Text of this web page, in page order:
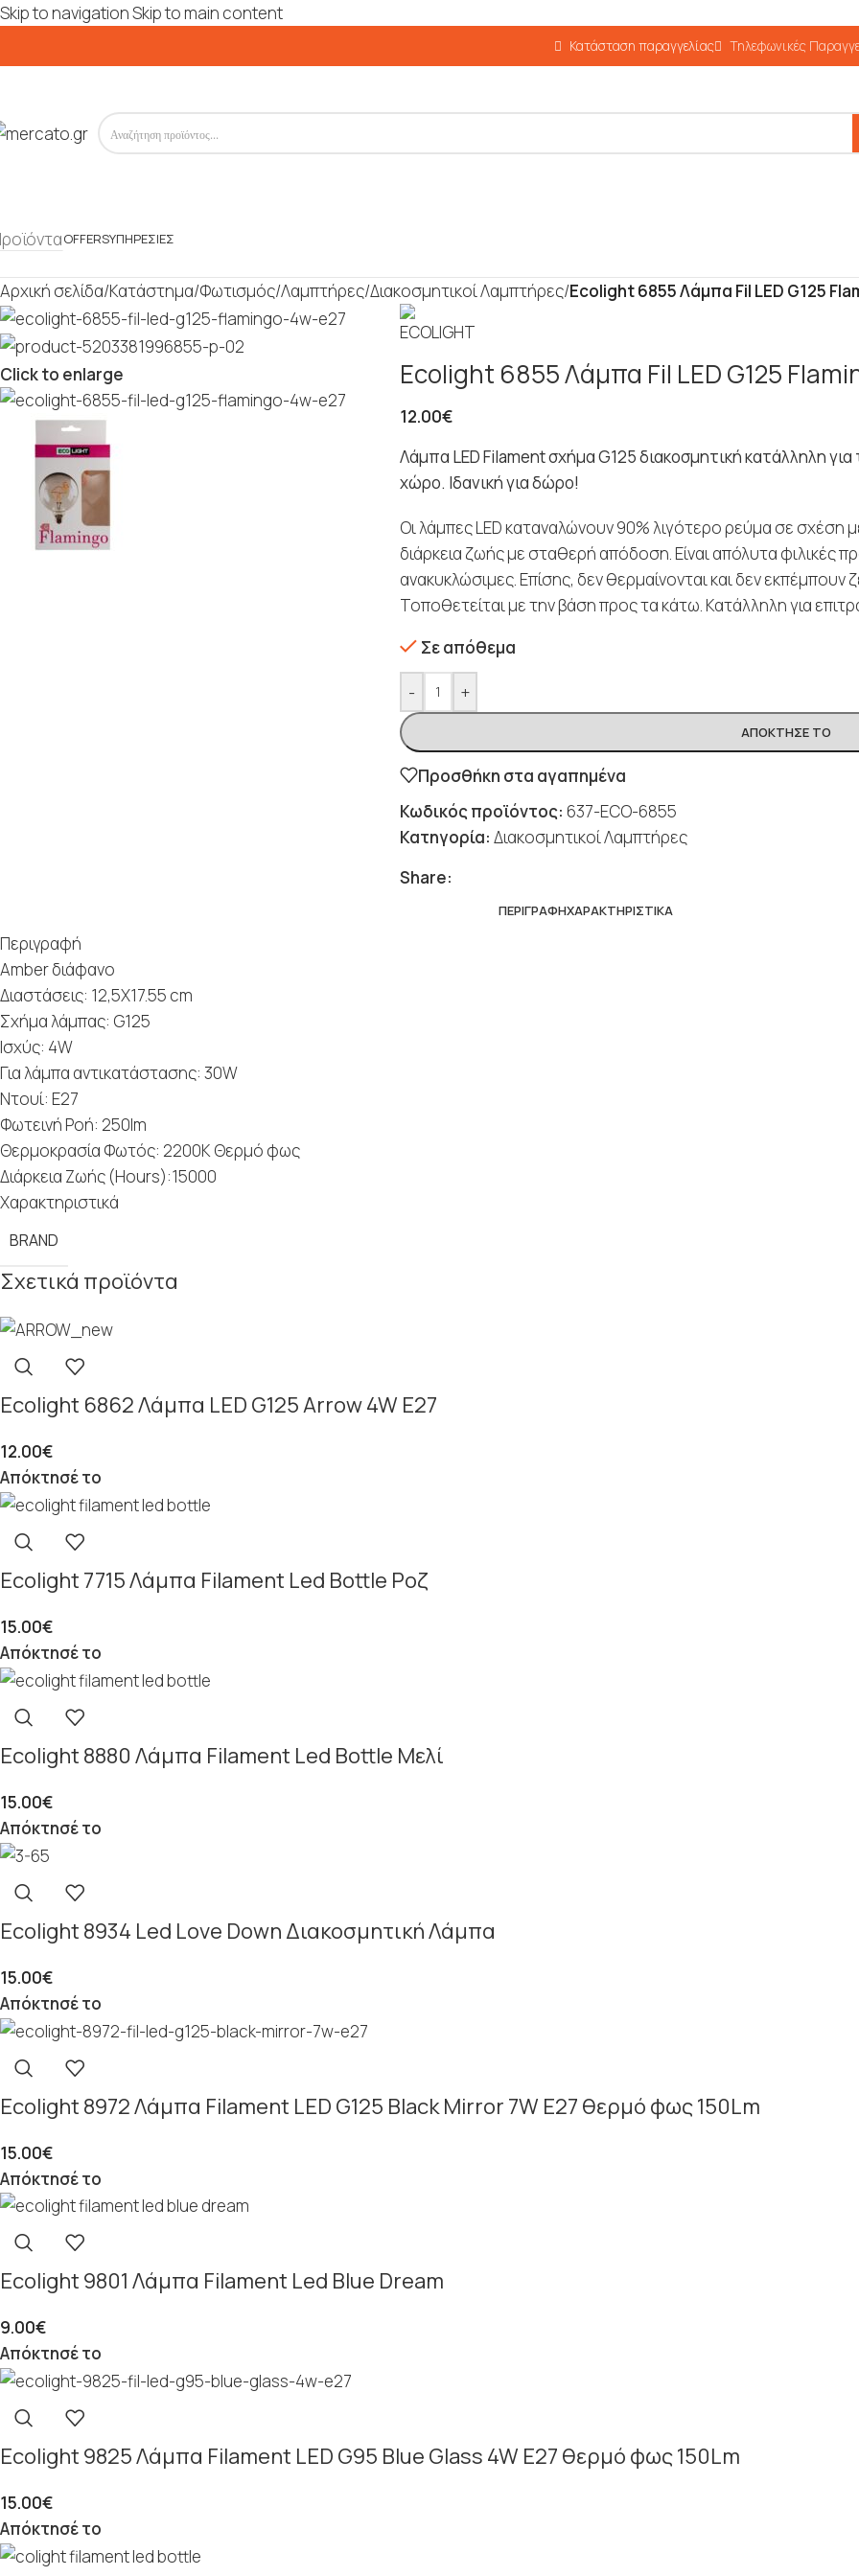
Skip to navigationSkip to main content
Κατάσταση παραγγελίας Τηλεφωνικές
OFFERSΥΠΗΡΕΣΊΕΣ
Αρχική σελίδα/Κατάστημα/Φωτισμός/Λαμπτήρες/Διακοσμητικοί Λαμπτήρες/Ecolight 6855 Λάμπα Fil LED G125
Click to enlarge Ecolight 6855 Λάμπα Fil LED G125
12.00€
Λάμπα LED Filamentσχήμα G125διακοσμητική κατάλληλη
χώρο. Ιδανική για δώρο!
Οι λάμπες LED καταναλώνουν 90% λιγότερο ρεύμα σε σχέση
διάρκεια ζωής με σταθερή απόδοση. Είναι απόλυτα φιλικές
ανακυκλώσιμες. Επίσης, δεν θερμαίνονται και δεν εκπέμπουν
Τοποθετείται με την βάση προς τα κάτω. Κατάλληλη για
Σε απόθεμα
- +
ΑΠΌΚΤΗΣΈ ΤΟ
Προσθήκη στα αγαπημένα
Κωδικός προϊόντος: 637-ECO-6855
Κατηγορία: Διακοσμητικοί Λαμπτήρες
Share:
ΠΕΡΙΓΡΑΦΉΧΑΡΑΚΤΗΡΙΣΤΙΚΆ
Περιγραφή
Amber διάφανο
Διαστάσεις: 12,5Χ17.55 cm
Σχήμα λάμπας: G125
Ισχύς: 4W
Για λάμπα αντικατάστασης: 30W
Nτουί: E27
Φωτεινή Ροή: 250lm
Θερμοκρασία Φωτός: 2200K Θερμό φως
Διάρκεια Ζωής (Hours):15000
Χαρακτηριστικά
BRAND
Σχετικά προϊόντα
Ecolight 6862 Λάμπα LED G125 Arrow 4W E27
12.00€
Απόκτησέ το
Ecolight 7715 Λάμπα Filament Led Bottle Ροζ
15.00€
Απόκτησέ το
Ecolight 8880 Λάμπα Filament Led Bottle Μελί
15.00€
Απόκτησέ το
Ecolight 8934 Led Love Down Διακοσμητική Λάμπα
15.00€
Απόκτησέ το
Ecolight 8972 Λάμπα Filament LED G125 Black Mirror 7W E27 θερμό φως 150Lm
15.00€
Απόκτησέ το
Ecolight 9801 Λάμπα Filament Led Blue Dream
9.00€
Απόκτησέ το
Ecolight 9825 Λάμπα Filament LED G95 Blue Glass 4W E27 θερμό φως 150Lm
15.00€
Απόκτησέ το